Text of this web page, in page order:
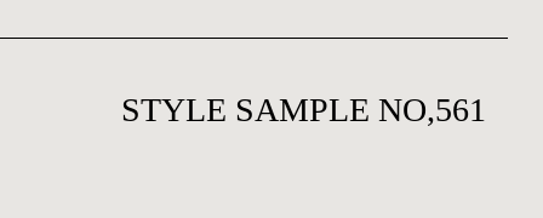
STYLE SAMPLE NO,561